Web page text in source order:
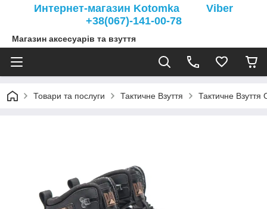
Интернет-магазин Kotomka Viber
+38(067)-141-00-78
Магазин аксесуарів та взуття
Товари та послуги Тактичне Взуття Тактичне Взуття